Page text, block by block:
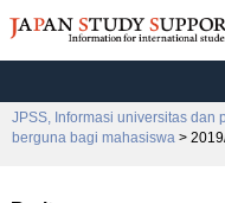
JPSS, Informasi universitas dan
berguna bagi mahasiswa >